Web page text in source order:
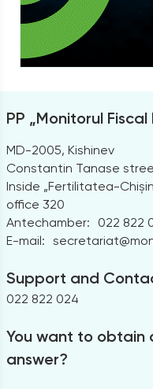
PP „Monitorul Fiscal
MD-2005, Kishinev
Constantin Tanase
Inside „Fertilitatea-
office 320
Antechamber:
022 822
E-mail:
Support and
022 822 024
You want to obtain
answer?